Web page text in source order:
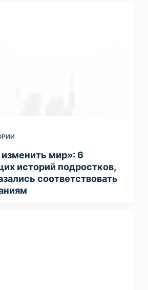
мир»: 6
историй подростков,
соответствовать